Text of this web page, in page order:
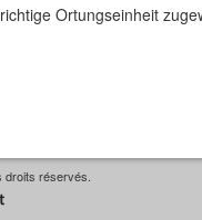
Ortungseinheit
réservés.